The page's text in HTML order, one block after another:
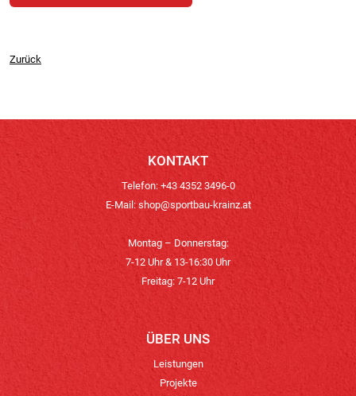
Zurück
KONTAKT
Telefon: +43 4352 3496-0
E-Mail:shop@sportbau-krainz.at
Montag – Donnerstag:
7-12 Uhr & 13-16:30 Uhr
Freitag: 7-12 Uhr
ÜBER UNS
Leistungen
Projekte